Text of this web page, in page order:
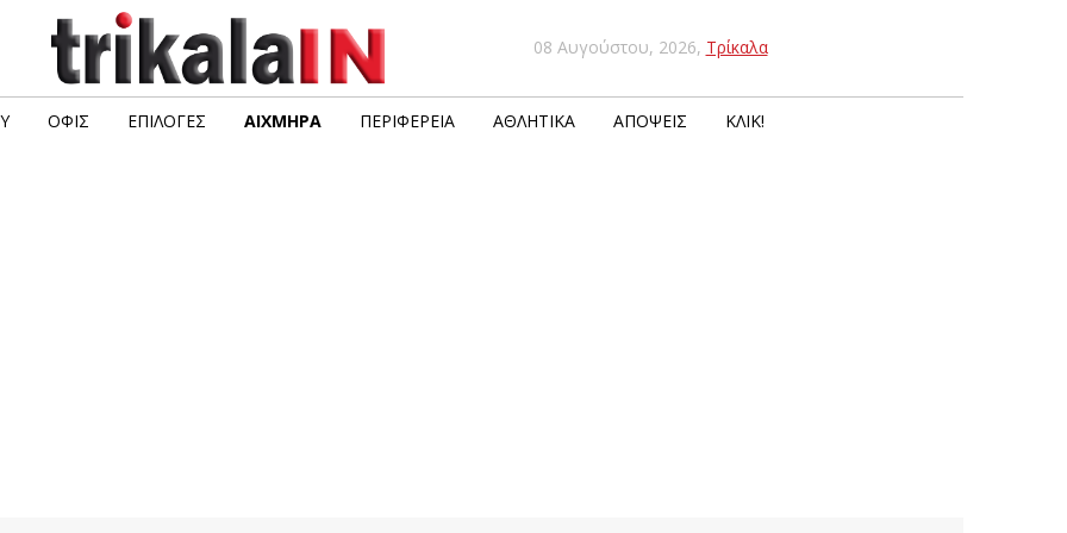
08 Αυγούστου, 2026, Τρίκαλα
ΟΦΙΣ ΕΠΙΛΟΓΈΣ ΑΙΧΜΗΡΆ ΠΕΡΙΦΈΡΕΙΑ ΑΘΛΗΤΙΚΆ ΑΠΌΨΕΙΣ ΚΛΙΚ!